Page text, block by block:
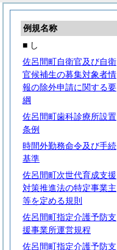
例規名称
■ し
佐呂間町自衛官及び自衛
官候補生の募集対象者情
報の除外申請に関する要
綱
佐呂間町歯科診療所設置
条例
時間外勤務命令及び手続
基準
佐呂間町次世代育成支援
対策推進法の特定事業主
等を定める規則
佐呂間町指定介護予防支
援事業所運営規程
佐呂間町指定介護予防支